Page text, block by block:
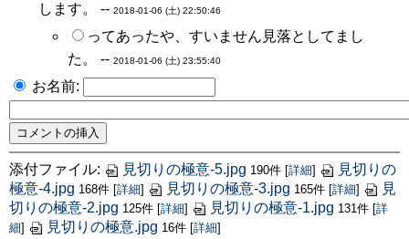
します。 -- 2018-01-06 (土) 22:50:46
ってあったや、すいません見落としてまし
た。 -- 2018-01-06 (土) 23:55:40
お名前:
添付ファイル: 見切りの極意-5.jpg 190件 [詳細]
見切りの
極意-4.jpg 168件 [詳細] 見切りの極意-3.jpg 165件 [詳細]
見
切りの極意-2.jpg 125件 [詳細] 見切りの極意-1.jpg 131件 [詳
細] 見切りの極意.jpg 16件 [詳細]